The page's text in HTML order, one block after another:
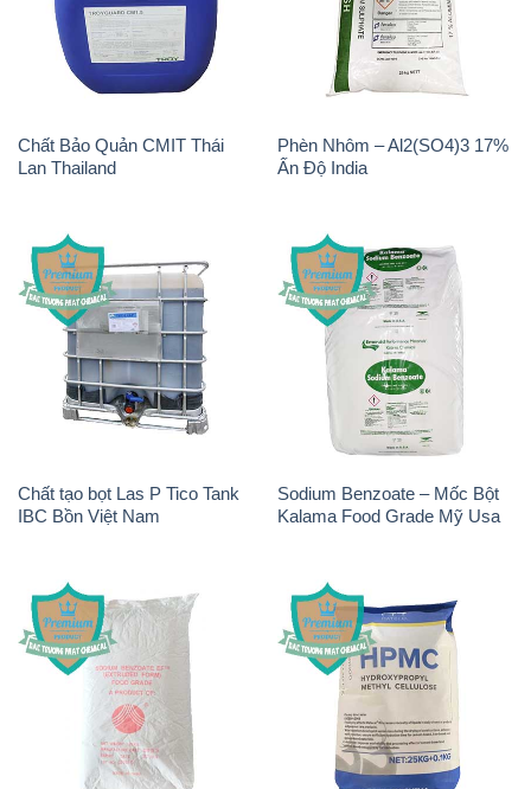
Chất Bảo Quản CMIT Thái
Lan Thailand
Phèn Nhôm – Al2(SO4)3 17%
Ấn Độ India
Chất tạo bọt Las P Tico Tank
IBC Bồn Việt Nam
Sodium Benzoate – Mốc Bột
Kalama Food Grade Mỹ Usa